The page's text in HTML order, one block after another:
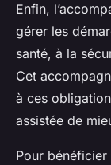
Enfin,
gérer les
santé, à la
Cet
à ces
assistée de
Pour bénéficier